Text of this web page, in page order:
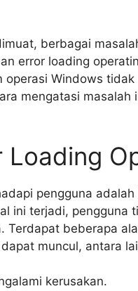
berbagai
error loading
operasi Windows
mengatasi masalah
Loading
pengguna
ini terjadi, pengguna
Terdapat beberapa
muncul, antara
kerusakan.